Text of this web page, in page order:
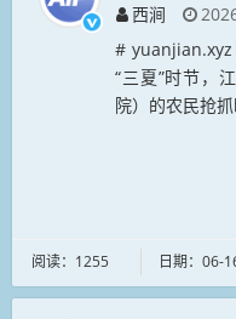
西涧
#
“三夏”时节，
院）的农民抢
阅读：1255 日期：06-